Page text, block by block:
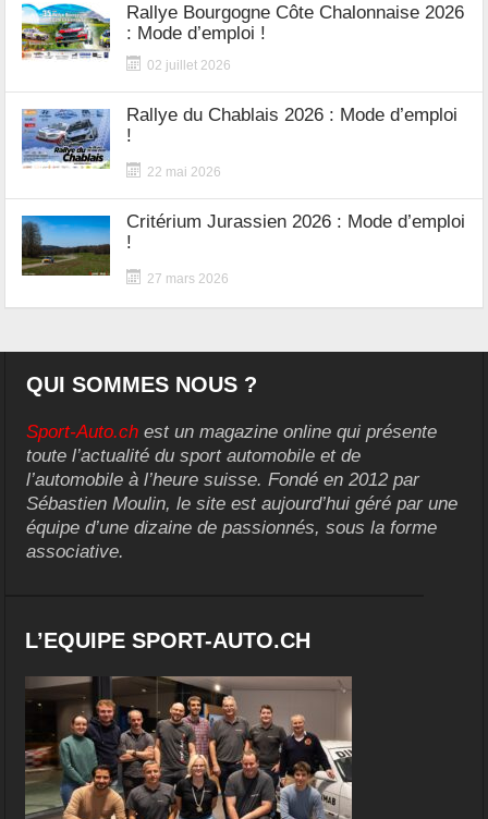
Rallye Bourgogne Côte Chalonnaise 2026
: Mode d’emploi !
02 juillet 2026
Rallye du Chablais 2026 : Mode d’emploi
!
22 mai 2026
Critérium Jurassien 2026 : Mode d’emploi
!
27 mars 2026
QUI SOMMES NOUS ?
Sport-Auto.ch est un magazine online qui présente
toute l’actualité du sport automobile et de
l’automobile à l’heure suisse. Fondé en 2012 par
Sébastien Moulin, le site est aujourd’hui géré par une
équipe d’une dizaine de passionnés, sous la forme
associative.
L’EQUIPE SPORT-AUTO.CH